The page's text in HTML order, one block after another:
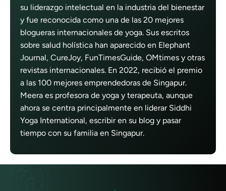
su liderazgo intelectual en la industria del bienestar
y fue reconocida como una de las 20 mejores
blogueras internacionales de yoga. Sus escritos
sobre salud holística han aparecido en Elephant
Journal, CureJoy, FunTimesGuide, OMtimes y otras
revistas internacionales. En 2022, recibió el premio
a las 100 mejores emprendedoras de Singapur.
Meera es profesora de yoga y terapeuta, aunque
ahora se centra principalmente en liderar Siddhi
Yoga International, escribir en su blog y pasar
tiempo con su familia en Singapur.